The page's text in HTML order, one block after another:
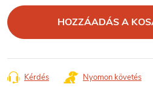
HOZZÁADÁS A
Kérdés Nyomon követés